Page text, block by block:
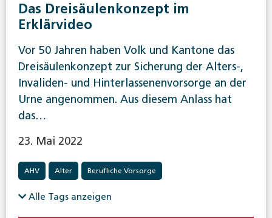
Das Dreisäulenkonzept im
Erklärvideo
Vor 50 Jahren haben Volk und Kantone das
Dreisäulenkonzept zur Sicherung der Alters-,
Invaliden- und Hinterlassenenvorsorge an der
Urne angenommen. Aus diesem Anlass hat
das…
23. Mai 2022
AHV Alter Berufliche Vorsorge
Alle Tags anzeigen